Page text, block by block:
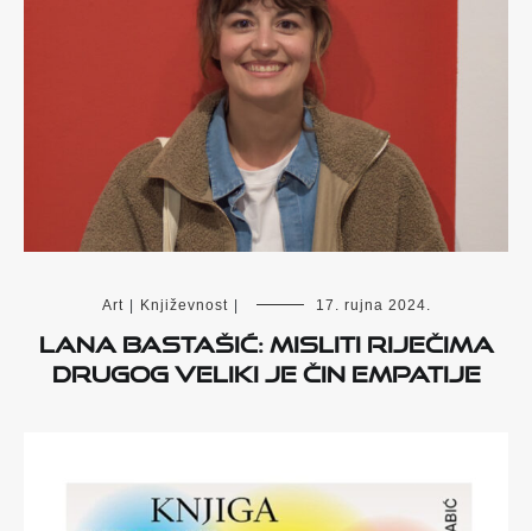
Art | Književnost | 17. rujna 2024.
Lana Bastašić: Misliti riječima
drugog veliki je čin empatije